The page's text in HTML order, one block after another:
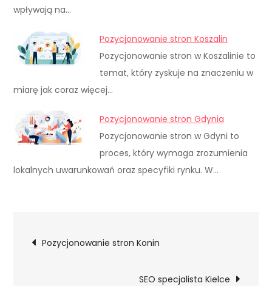
wpływają na…
Pozycjonowanie stron Koszalin
Pozycjonowanie stron w Koszalinie to
temat, który zyskuje na znaczeniu w
miarę jak coraz więcej…
Pozycjonowanie stron Gdynia
Pozycjonowanie stron w Gdyni to
proces, który wymaga zrozumienia
lokalnych uwarunkowań oraz specyfiki rynku. W…
Nawigacja
Pozycjonowanie stron Konin
SEO specjalista Kielce